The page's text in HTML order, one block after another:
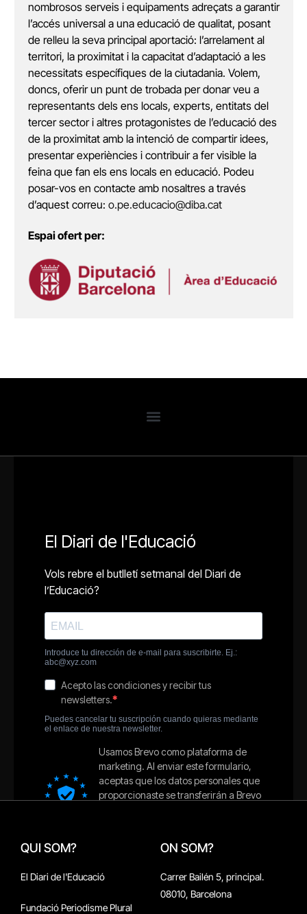
nombrosos serveis i equipaments adreçats a garantir
l’accés universal a una educació de qualitat, posant
de relleu la seva principal aportació: l’arrelament al
territori, la proximitat i la capacitat d’adaptació a les
necessitats específiques de la ciutadania. Volem,
doncs, oferir un punt de trobada per donar veu a
representants dels ens locals, experts, entitats del
tercer sector i altres protagonistes de l’educació des
de la proximitat amb la intenció de compartir idees,
presentar experiències i contribuir a fer visible la
feina que fan els ens locals en educació. Podeu
posar-vos en contacte amb nosaltres a través
d’aquest correu: o.pe.educacio@diba.cat
Espai ofert per:
QUI SOM?
El Diari de l'Educació
Fundació Periodisme Plural
ON SOM?
Carrer Bailén 5, principal.
08010, Barcelona